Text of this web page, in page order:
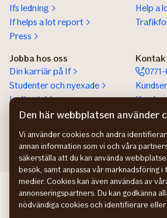
Ifs ledning
If helps a lot report
Press
Help a
Jobba hos oss
Din karriär på If
Studenter och nyexade
Lediga jobb
If Skadeforsikring NO
If Skadeforsikring DK
Den här webbplatsen använder
Vi använder cookies och andra
annan information som vi och våra
säkerställa att du kan använda
besök, samt anpassa vår marknadsföring
medier. Cookies kan även användas av
annonseringspartners. Du kan godkänna
nödvändiga cookies och identifierare eller